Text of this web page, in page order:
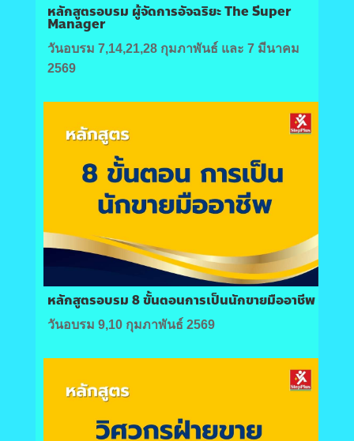
หลักสูตรอบรม ผู้จัดการอัจฉริยะ The Sีuper
Manager
วันอบรม 7,14,21,28 กุมภาพันธ์ และ 7 มีนาคม
2569
หลักสูตรอบรม 8 ขั้นตอนการเป็นนักขายมืออาชีพ
วันอบรม 9,10 กุมภาพันธ์ 2569